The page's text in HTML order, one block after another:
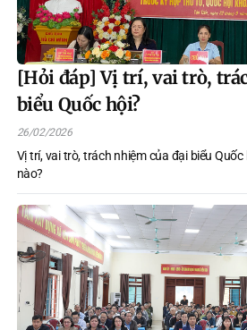
[Hỏi đáp] Vị trí, vai trò,
biểu Quốc hội?
26/02/2026
Vị trí, vai trò, trách nhiệm của đại biểu
nào?